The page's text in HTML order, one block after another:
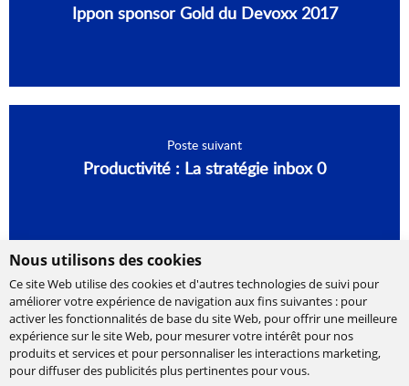
Nous utilisons des cookies
Ce site Web utilise des cookies et d'autres technologies de suivi pour
améliorer votre expérience de navigation aux fins suivantes : pour
activer les fonctionnalités de base du site Web, pour offrir une meilleure
expérience sur le site Web, pour mesurer votre intérêt pour nos
produits et services et pour personnaliser les interactions marketing,
pour diffuser des publicités plus pertinentes pour vous.
Ippon sponsor Gold du Devoxx 2017
Poste suivant
Productivité : La stratégie inbox 0
Cabinet de conseil et d’expertises en